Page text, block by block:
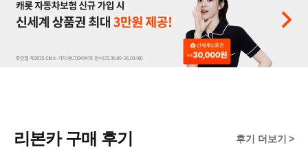
리본카 구매 후기 후기 더보기